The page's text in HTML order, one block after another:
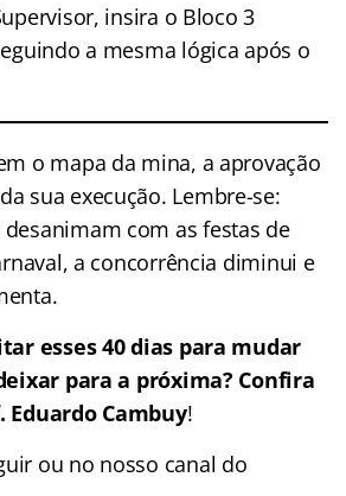
insira o Bloco 3
a mesma lógica após o
o mapa da mina, a aprovação
sua execução. Lembre-se:
com as festas de
a concorrência diminui e
esses 40 dias para mudar
para a próxima? Confira
Eduardo Cambuy!
ou no nosso canal do